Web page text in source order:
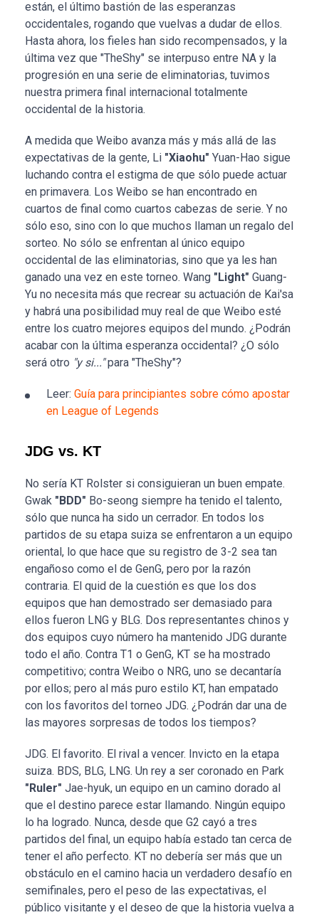
están, el último bastión de las esperanzas
occidentales, rogando que vuelvas a dudar de ellos.
Hasta ahora, los fieles han sido recompensados, y la
última vez que "TheShy" se interpuso entre NA y la
progresión en una serie de eliminatorias, tuvimos
nuestra primera final internacional totalmente
occidental de la historia.
A medida que Weibo avanza más y más allá de las
expectativas de la gente, Li "Xiaohu" Yuan-Hao sigue
luchando contra el estigma de que sólo puede actuar
en primavera. Los Weibo se han encontrado en
cuartos de final como cuartos cabezas de serie. Y no
sólo eso, sino con lo que muchos llaman un regalo del
sorteo. No sólo se enfrentan al único equipo
occidental de las eliminatorias, sino que ya les han
ganado una vez en este torneo. Wang "Light" Guang-
Yu no necesita más que recrear su actuación de Kai'sa
y habrá una posibilidad muy real de que Weibo esté
entre los cuatro mejores equipos del mundo. ¿Podrán
acabar con la última esperanza occidental? ¿O sólo
será otro "y si..."para "TheShy"?
Leer: Guía para principiantes sobre cómo apostar
en League of Legends
JDG vs. KT
No sería KT Rolster si consiguieran un buen empate.
Gwak "BDD" Bo-seong siempre ha tenido el talento,
sólo que nunca ha sido un cerrador. En todos los
partidos de su etapa suiza se enfrentaron a un equipo
oriental, lo que hace que su registro de 3-2 sea tan
engañoso como el de GenG, pero por la razón
contraria. El quid de la cuestión es que los dos
equipos que han demostrado ser demasiado para
ellos fueron LNG y BLG. Dos representantes chinos y
dos equipos cuyo número ha mantenido JDG durante
todo el año. Contra T1 o GenG, KT se ha mostrado
competitivo; contra Weibo o NRG, uno se decantaría
por ellos; pero al más puro estilo KT, han empatado
con los favoritos del torneo JDG. ¿Podrán dar una de
las mayores sorpresas de todos los tiempos?
JDG. El favorito. El rival a vencer. Invicto en la etapa
suiza. BDS, BLG, LNG. Un rey a ser coronado en Park
"Ruler" Jae-hyuk, un equipo en un camino dorado al
que el destino parece estar llamando. Ningún equipo
lo ha logrado. Nunca, desde que G2 cayó a tres
partidos del final, un equipo había estado tan cerca de
tener el año perfecto. KT no debería ser más que un
obstáculo en el camino hacia un verdadero desafío en
semifinales, pero el peso de las expectativas, el
público visitante y el deseo de que la historia vuelva a